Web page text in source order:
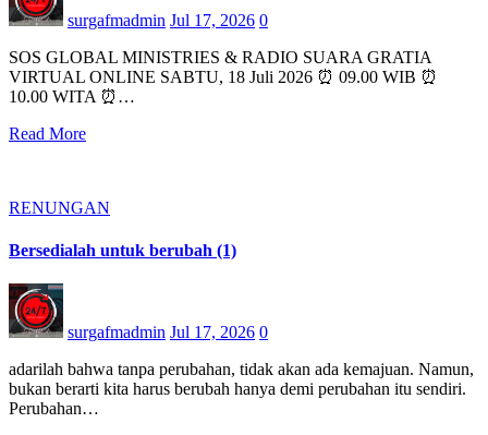
surgafmadmin Jul 17, 2026 0
SOS GLOBAL MINISTRIES & RADIO SUARA GRATIA
VIRTUAL ONLINE SABTU, 18 Juli 2026 ⏰ 09.00 WIB ⏰
10.00 WITA ⏰…
Read More
RENUNGAN
Bersedialah untuk berubah (1)
surgafmadmin Jul 17, 2026 0
adarilah bahwa tanpa perubahan, tidak akan ada kemajuan. Namun,
bukan berarti kita harus berubah hanya demi perubahan itu sendiri.
Perubahan…